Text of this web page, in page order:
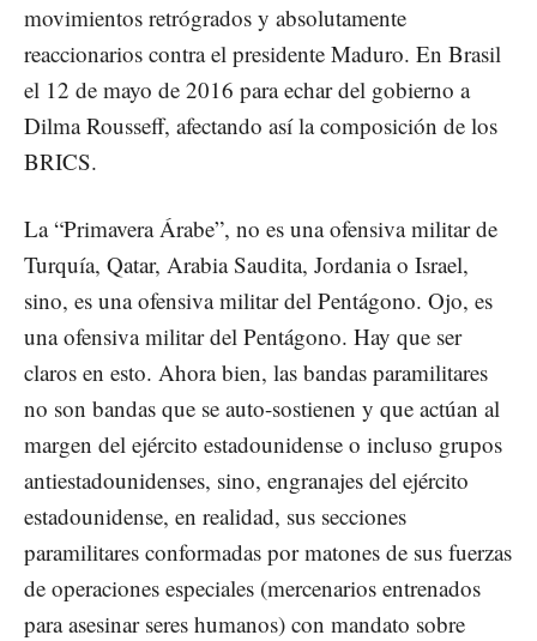
movimientos retrógrados y absolutamente
reaccionarios contra el presidente Maduro. En Brasil
el 12 de mayo de 2016 para echar del gobierno a
Dilma Rousseff, afectando así la composición de los
BRICS.
La “Primavera Árabe”, no es una ofensiva militar de
Turquía, Qatar, Arabia Saudita, Jordania o Israel,
sino, es una ofensiva militar del Pentágono. Ojo, es
una ofensiva militar del Pentágono. Hay que ser
claros en esto. Ahora bien, las bandas paramilitares
no son bandas que se auto-sostienen y que actúan al
margen del ejército estadounidense o incluso grupos
antiestadounidenses, sino, engranajes del ejército
estadounidense, en realidad, sus secciones
paramilitares conformadas por matones de sus fuerzas
de operaciones especiales (mercenarios entrenados
para asesinar seres humanos) con mandato sobre